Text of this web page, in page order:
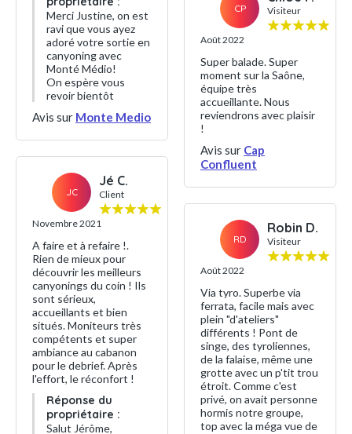
Merci Justine, on est
ravi que vous ayez
adoré votre sortie en
canyoning avec
Monté Médio!
On espère vous
revoir bientôt
Avis sur Monte Medio
JC
Jé C.
Client
Novembre 2021
A faire et à refaire !.
Rien de mieux pour
découvrir les meilleurs
canyonings du coin ! Ils
sont sérieux,
accueillants et bien
situés. Moniteurs très
compétents et super
ambiance au cabanon
pour le debrief. Après
l'effort, le réconfort !
Réponse du
propriétaire :
Salut Jérôme,
CP Visiteur
Août 2022
Super balade. Super
moment sur la Saône,
équipe très
accueillante. Nous
reviendrons avec plaisir
!
Avis sur Cap
Confluent
RD
Robin D.
Visiteur
Août 2022
Via tyro. Superbe via
ferrata, facile mais avec
plein "d'ateliers"
différents ! Pont de
singe, des tyroliennes,
de la falaise, même une
grotte avec un p'tit trou
étroit. Comme c'est
privé, on avait personne
hormis notre groupe,
top avec la méga vue de